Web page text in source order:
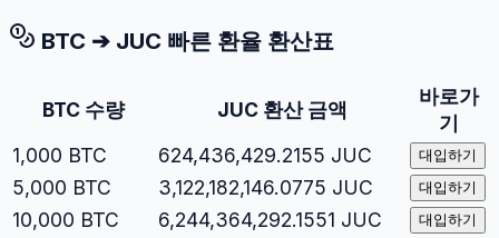
BTC ➔ JUC 빠른 환율 환산표
BTC수량 JUC환산 금액
바로가
기
1,000 BTC 624,436,429.2155 JUC 대입하기
5,000 BTC 3,122,182,146.0775 JUC 대입하기
10,000 BTC 6,244,364,292.1551 JUC 대입하기